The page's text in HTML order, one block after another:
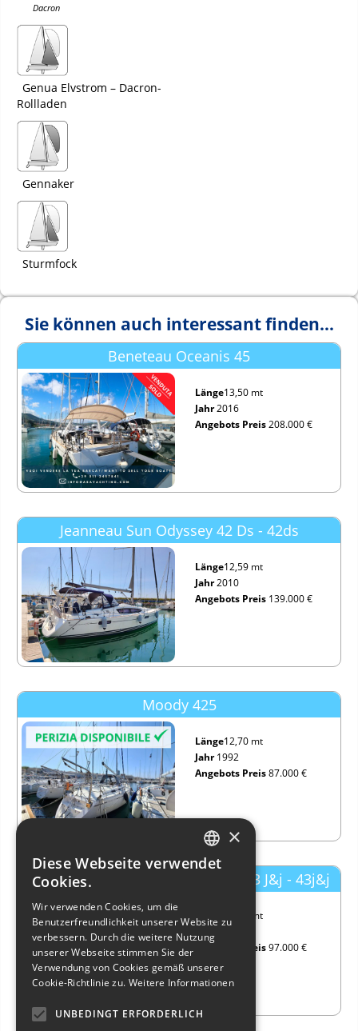
Dacron
Genua Elvstrom – Dacron-
Rollladen
Gennaker
Sturmfock
Sie können auch interessant finden...
Beneteau Oceanis 45
Länge13,50 mt
Jahr2016
Angebots Preis208.000 €
Jeanneau Sun Odyssey 42 Ds - 42ds
Länge12,59 mt
Jahr2010
Angebots Preis 139.000 €
Moody 425
Länge12,70 mt
Jahr1992
Angebots Preis87.000 €
Cantiere Del Pardo Grand Soleil 43 J&j - 43j&j
Länge
12,98 mt
Angebots Preis97.000 €
ITALIAN
FRENCH
SPANISH
×
Diese Webseite verwendet
Cookies.
Wir verwenden Cookies, um die
Benutzerfreundlichkeit unserer Website zu
verbessern. Durch die weitere Nutzung
unserer Webseite stimmen Sie der
Verwendung von Cookies gemäß unserer
Cookie-Richtlinie zu. Weitere Informationen
UNBEDINGT ERFORDERLICH